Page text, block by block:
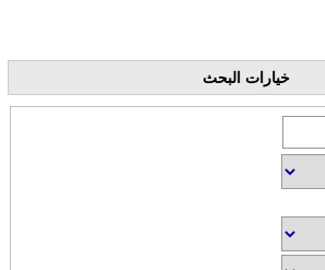
خيارات البحث